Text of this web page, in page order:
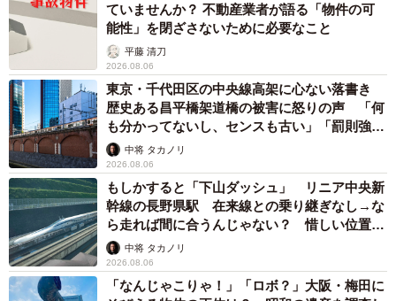
ていませんか？ 不動産業者が語る「物件の可
能性」を閉ざさないために必要なこと
平藤 清刀
2026.08.06
東京・千代田区の中央線高架に心ない落書き
歴史ある昌平橋架道橋の被害に怒りの声 「何
も分かってないし、センスも古い」「罰則強化
して」中将 タカノリ
2026.08.06
もしかすると「下山ダッシュ」 リニア中央新
幹線の長野県駅 在来線との乗り継ぎなし→な
ら走れば間に合うんじゃない？ 惜しい位置関
係が反響
中将 タカノリ
2026.08.06
「なんじゃこりゃ！」「ロボ？」大阪・梅田に